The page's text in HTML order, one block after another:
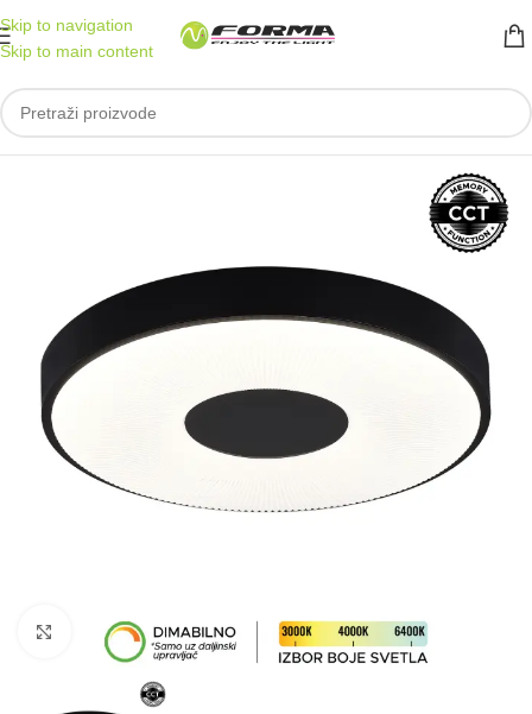
Skip to navigation
Skip to main content
Klikni da uveličaš